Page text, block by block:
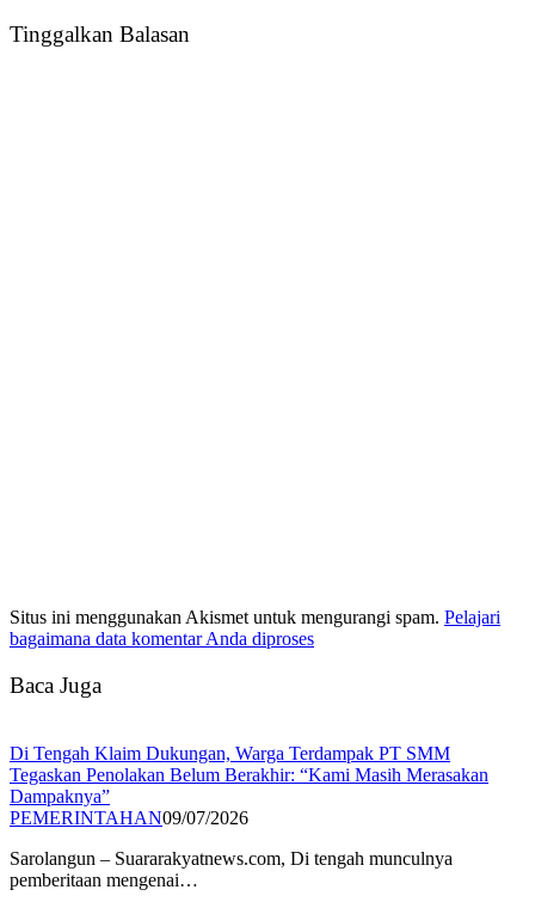
Tinggalkan Balasan
Situs ini menggunakan Akismet untuk mengurangi spam. Pelajari
bagaimana data komentar Anda diproses
Baca Juga
Di Tengah Klaim Dukungan, Warga Terdampak PT SMM
Tegaskan Penolakan Belum Berakhir: “Kami Masih Merasakan
Dampaknya”
PEMERINTAHAN09/07/2026
Sarolangun – Suararakyatnews.com, Di tengah munculnya
pemberitaan mengenai…